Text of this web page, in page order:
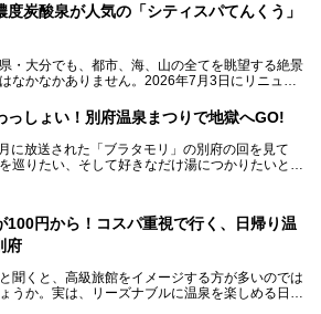
度炭酸泉が人気の「シティスパてんくう」
・大分でも、都市、海、山の全てを眺望する絶景
なかなかありません。2026年7月3日にリニュー
SPA てんくう)」は、なんとJR大分駅直結と
の高さ！
いう圧倒的な開放感が魅力。温泉、ロウリュサウ
てひんやりとした約27度の高濃度炭酸泉で交互浴
九州ホテル ブラッサム大分」に泊まって、この
パてんくう」をたっぷり満喫してきたのでレポー
きるスイーツ情報と併せてお楽しみください！
っしょい！別府温泉まつりで地獄へGO!
に放送された「ブラタモリ」の別府の回を見て
を巡りたい、そして好きなだけ湯につかりたいと切
開催されます。その期間は嬉しいことに100以上
がなんと無料開放されるんです！普段から入浴料
安いのに、いいんですかタダにしちゃって!?
には「東京ディズニーリゾートスペシャルパレー
れます。つまり別府に行けば「地獄」も「ミッキ
も拝める稀有なイベントですよ、これは行くしか
100円から！コスパ重視で行く、日帰り温
府
聞くと、高級旅館をイメージする方が多いのでは
うか。実は、リーズナブルに温泉を楽しめる日帰